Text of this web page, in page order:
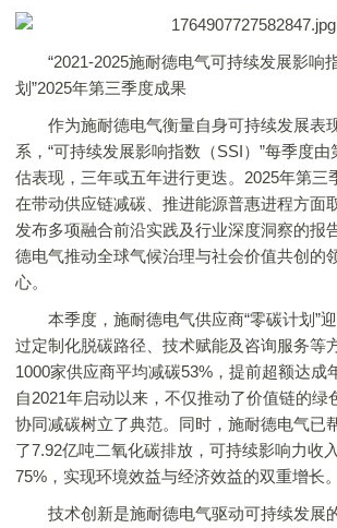
“2021-2025施耐德电气可持续发展影响
划”2025年第三季度成果
作为施耐德电气衡量自身可持续发展表
系，“可持续发展影响指数（SSI）”每季度
估表现，三年或五年进行更迭。2025年第三
在带动供应链减碳、推进能源普惠进程方面
发布多项融合前沿实践及行业深度洞察的报
德电气推动全球气候治理与社会价值共创的
心。
本季度，施耐德电气供应商“零碳计划”迎
过定制化脱碳路径、技术赋能及咨询服务等
1000家供应商平均减碳53%，提前超额达成
自2021年启动以来，不仅推动了价值链的绿
协同减碳树立了典范。同时，施耐德电气已
了7.92亿吨二氧化碳排放，可持续影响力收
75%，实现环境效益与经济效益的双重增长。
技术创新是施耐德电气驱动可持续发展